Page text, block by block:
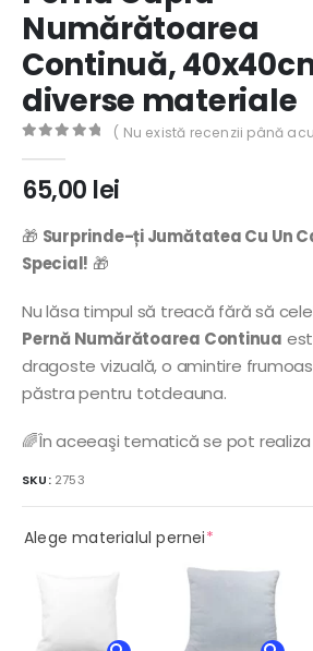
Numărătoarea
Continuă,
diverse materiale
( Nu există recenzii până
65,00 lei
🎁 Surprinde-ți Jumătatea Cu Un
Special! 🎁
Nu lăsa timpul să treacă fără să
Pernă Numărătoarea Continua
dragoste vizuală, o amintire
păstra pentru totdeauna.
🌈În aceeaşi tematică se pot
SKU: 2753
Alege materialul pernei*(required)